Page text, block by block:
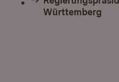
Württemberg